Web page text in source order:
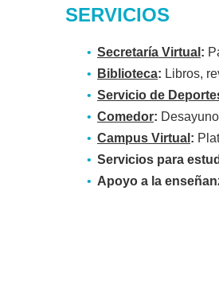
SERVICIOS
Secretaría Virtual :
Biblioteca: Libros,
Servicio de
Comedor:
Campus Virtual :
Servicios para
Apoyo a la